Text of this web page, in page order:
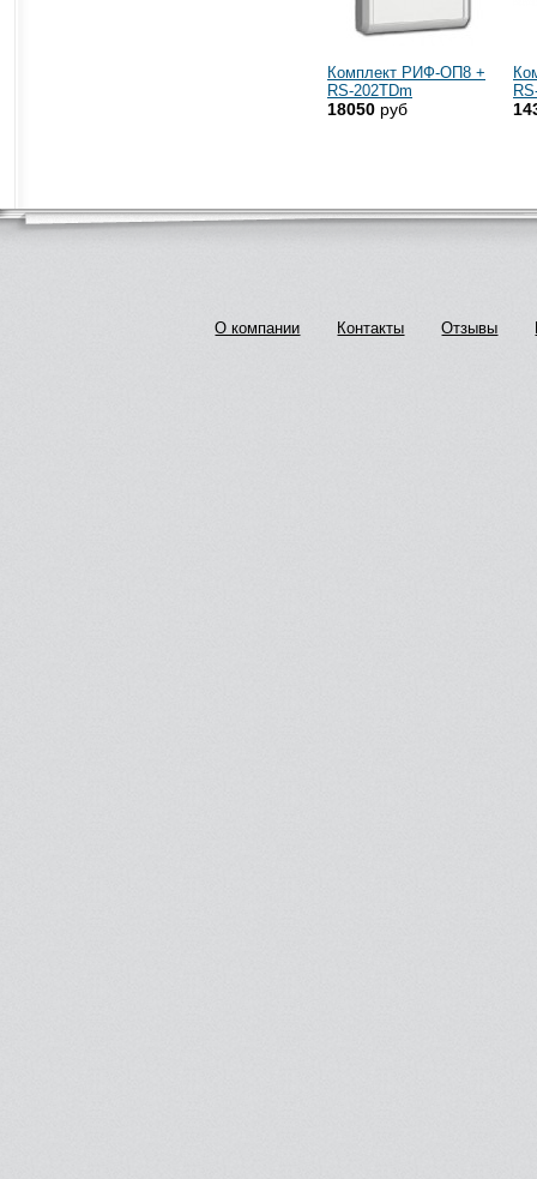
Комплект РИФ-ОП8 +
RS-202TDm
18050 руб
О компании Контакты Отзывы